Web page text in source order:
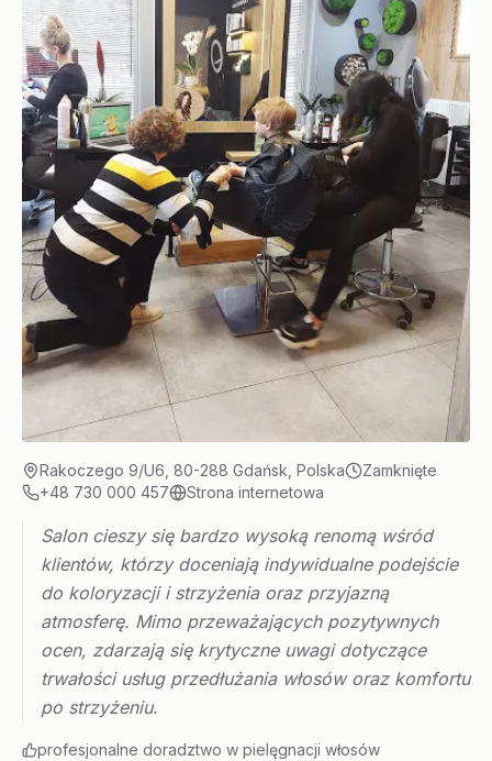
Rakoczego 9/U6, 80-288 Gdańsk, Polska
Zamknięte
+48 730 000 457
Strona internetowa
Salon cieszy się bardzo wysoką renomą wśród
klientów, którzy doceniają indywidualne podejście
do koloryzacji i strzyżenia oraz przyjazną
atmosferę. Mimo przeważających pozytywnych
ocen, zdarzają się krytyczne uwagi dotyczące
trwałości usług przedłużania włosów oraz komfortu
po strzyżeniu.
profesjonalne doradztwo w pielęgnacji włosów